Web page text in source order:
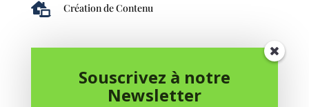
 Création de Contenu
Souscrivez à notre
Newsletter